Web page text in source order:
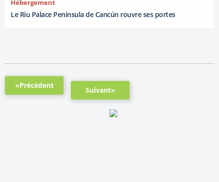
Hébergement
Le Riu Palace Peninsula de Cancún rouvre ses portes
«Précédent
Suivant»